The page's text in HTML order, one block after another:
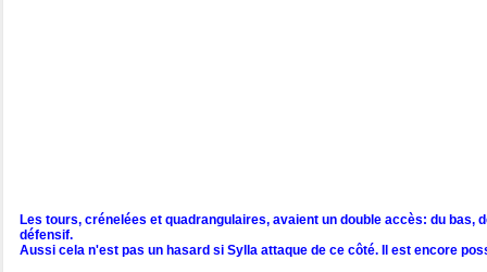
Les tours, crénelées et quadrangulaires, avaient un double accès: du
défensif.
Aussi cela n'est pas un hasard si Sylla attaque de ce côté. Il est encore